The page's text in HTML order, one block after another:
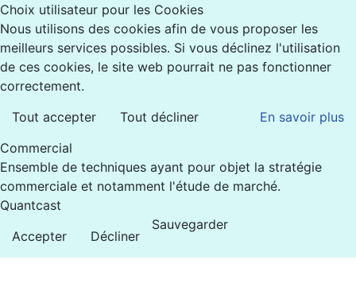
Choix utilisateur pour les Cookies
Nous utilisons des cookies afin de vous proposer les
meilleurs services possibles. Si vous déclinez l'utilisation
de ces cookies, le site web pourrait ne pas fonctionner
correctement.
Tout accepter
Tout décliner
En savoir plus
Commercial
Ensemble de techniques ayant pour objet la stratégie
commerciale et notamment l'étude de marché.
Quantcast
Accepter
Décliner
Sauvegarder